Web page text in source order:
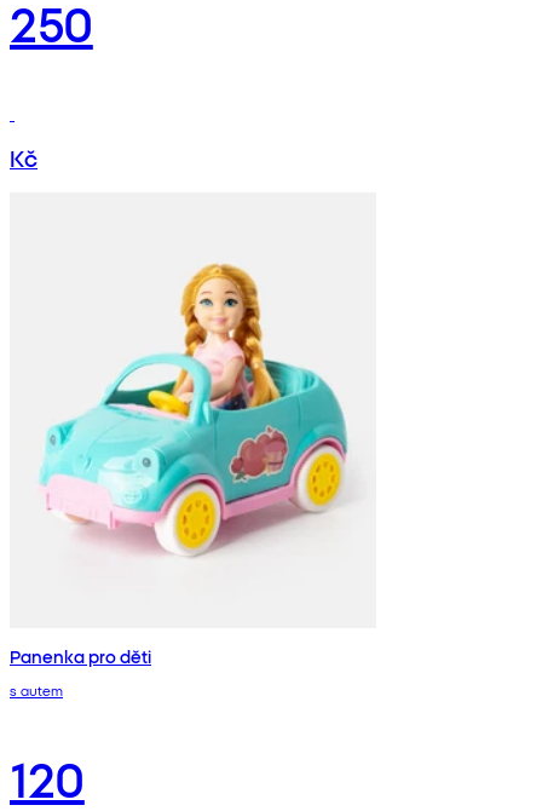
250
Kč
Panenka pro děti
s autem
120